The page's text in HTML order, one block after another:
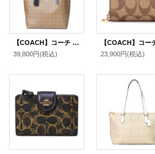
【COACH】コーチ コーティングキャンバス レザー シグネチャー マイクロ シティ トートバッグ カーキ×ブラック〔日本未発売〕
39,800円(税込)
23,900円(税込)